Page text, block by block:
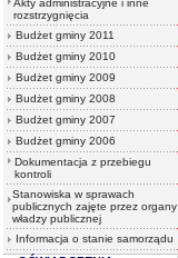
Akty administracyjne i inne
rozstrzygnięcia
Budżet gminy 2011
Budżet gminy 2010
Budżet gminy 2009
Budżet gminy 2008
Budżet gminy 2007
Budżet gminy 2006
Dokumentacja z przebiegu
kontroli
Stanowiska w sprawach
publicznych zajęte przez organy
władzy publicznej
Informacja o stanie samorządu